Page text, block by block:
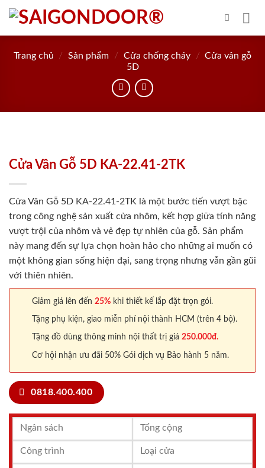
Skip
content
Trang chủ / Sản phẩm / Cửa chống cháy / Cửa vân gỗ
5D
Cửa Vân Gỗ 5D KA-22.41-2TK
Cửa Vân Gỗ 5D KA-22.41-2TK là một bước tiến vượt bậc
trong công nghệ sản xuất cửa nhôm, kết hợp giữa tính năng
vượt trội của nhôm và vẻ đẹp tự nhiên của gỗ. Sản phẩm
này mang đến sự lựa chọn hoàn hảo cho những ai muốn có
một không gian sống hiện đại, sang trọng nhưng vẫn gần gũi
với thiên nhiên.
Giảm giá lên đến 25% khi thiết kế lắp đặt trọn gói.
Tặng phụ kiện, giao miễn phí nội thành HCM (trên 4 bộ).
Tặng đồ dùng thông minh nội thất trị giá 250.000đ.
Cơ hội nhận ưu đãi 50% Gói dịch vụ Bảo hành 5 năm.
0818.400.400